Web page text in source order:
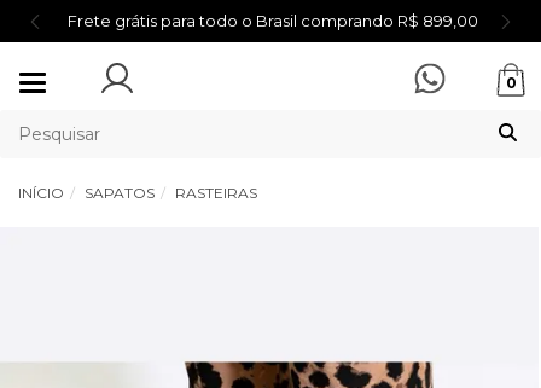
Frete grátis para todo o Brasil comprando R$ 899,00
Mudar
0
INÍCIO SAPATOS RASTEIRAS